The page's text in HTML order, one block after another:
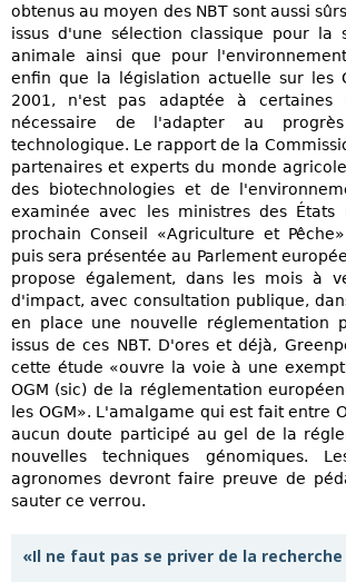
obtenus au moyen des NBT sont aussi
issus d'une sélection classique pour la
animale ainsi que pour
enfin que la législation actuelle sur les
2001, n'est pas adaptée à
nécessaire de l'adapter au
technologique. Le rapport de la
partenaires et experts du monde
des biotechnologies et de
examinée avec les ministres des États
prochain Conseil «Agriculture et
puis sera présentée au Parlement
propose également, dans les mois à
d'impact, avec consultation publique,
en place une nouvelle réglementation
issus de ces NBT. D'ores et déjà,
cette étude «ouvre la voie à une
OGM (sic) de la réglementation
les OGM». L'amalgame qui est fait entre
aucun doute participé au gel de la
nouvelles techniques génomiques.
agronomes devront faire preuve de
sauter ce verrou.
«Il ne faut pas se priver de la recherche